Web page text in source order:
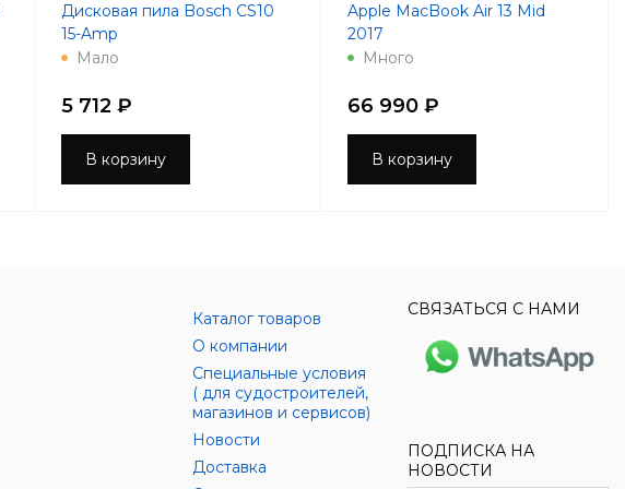
Дисковая пила Bosch CS10
15-Amp
Мало
5 712 ₽
В корзину
Apple MacBook Air 13 Mid
2017
Много
66 990 ₽
В корзину
Каталог товаров
О компании
Специальные условия
( для судостроителей,
магазинов и сервисов)
Новости
Доставка
СВЯЗАТЬСЯ С НАМИ
ПОДПИСКА НА
НОВОСТИ